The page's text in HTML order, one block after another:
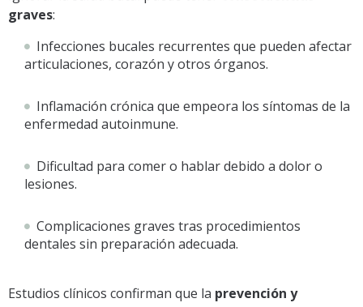
graves:
Infecciones bucales recurrentes que pueden afectar
articulaciones, corazón y otros órganos.
Inflamación crónica que empeora los síntomas de la
enfermedad autoinmune.
Dificultad para comer o hablar debido a dolor o
lesiones.
Complicaciones graves tras procedimientos
dentales sin preparación adecuada.
Estudios clínicos confirman que la prevención y